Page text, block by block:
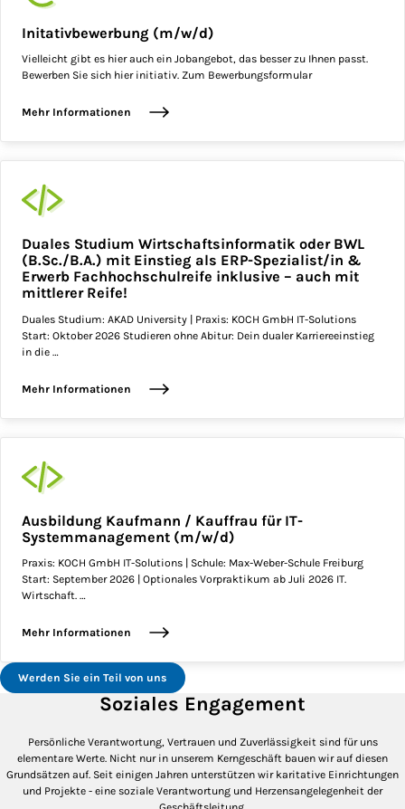
Initativbewerbung (m/w/d)
Vielleicht gibt es hier auch ein Jobangebot, das besser zu Ihnen passt.
Bewerben Sie sich hier initiativ. Zum Bewerbungsformular
Mehr Informationen
Duales Studium Wirtschaftsinformatik oder BWL
(B.Sc./B.A.) mit Einstieg als ERP-Spezialist/in &
Erwerb Fachhochschulreife inklusive – auch mit
mittlerer Reife!
Duales Studium: AKAD University | Praxis: KOCH GmbH IT-Solutions
Start: Oktober 2026 Studieren ohne Abitur: Dein dualer Karriereeinstieg
in die …
Mehr Informationen
Ausbildung Kaufmann / Kauffrau für IT-
Systemmanagement (m/w/d)
Praxis: KOCH GmbH IT-Solutions | Schule: Max-Weber-Schule Freiburg
Start: September 2026 | Optionales Vorpraktikum ab Juli 2026 IT.
Wirtschaft. …
Mehr Informationen
Werden Sie ein Teil von uns
Soziales Engagement
Persönliche Verantwortung, Vertrauen und Zuverlässigkeit sind für uns
elementare Werte. Nicht nur in unserem Kerngeschäft bauen wir auf diesen
Grundsätzen auf. Seit einigen Jahren unterstützen wir karitative Einrichtungen
und Projekte - eine soziale Verantwortung und Herzensangelegenheit der